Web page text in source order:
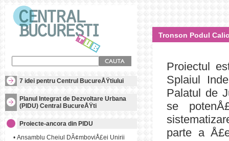
7 idei pentru Centrul BucureÅŸtiului
Planul Integrat de Dezvoltare Urbana
(PIDU) Central BucureÅŸti
Proiecte-ancora din PIDU
• Ansamblu Cheiul DÃ¢mboviÅ£ei Unirii
Tronson Podul
Proiectul
Splaiul
Palatul de
se
parte a